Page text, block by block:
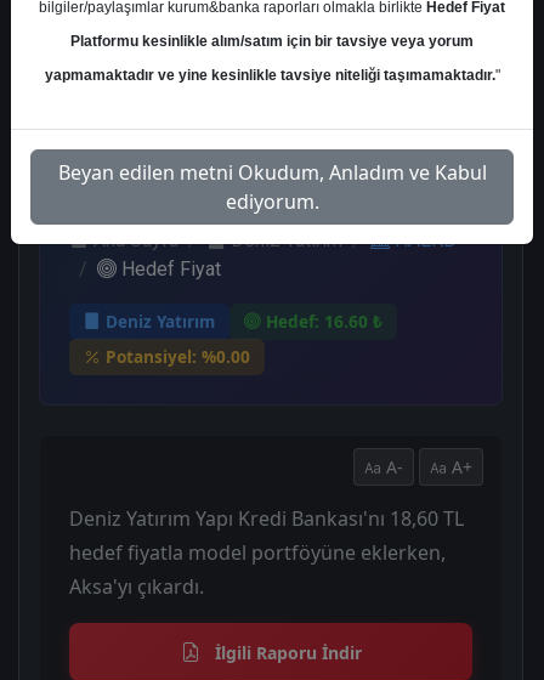
2 7
Get.
3
Ana Sayfa Deniz Yatırım
HALKB
Hedef Fiyat
Deniz Yatırım
Hedef: 16.60 ₺
Potansiyel: %0.00
A- A+
Deniz Yatırım Yapı Kredi Bankası'nı 18,60 TL
hedef fiyatla model portföyüne eklerken,
Aksa'yı çıkardı.
İlgili Raporu İndir
bilgiler/paylaşımlar kurum&banka raporları olmakla birlikte Hedef Fiyat
Platformu kesinlikle alım/satım için bir tavsiye veya yorum
yapmamaktadır ve yine kesinlikle tavsiye niteliği taşımamaktadır."
Beyan edilen metni Okudum, Anladım ve Kabul
ediyorum.